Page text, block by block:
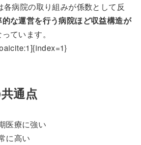
各病院の取り組みが係数として反
的な運営を行う病院ほど収益構造が
ています。
通点
医療に強い
に高い